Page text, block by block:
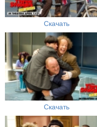
Скачать
Скачать